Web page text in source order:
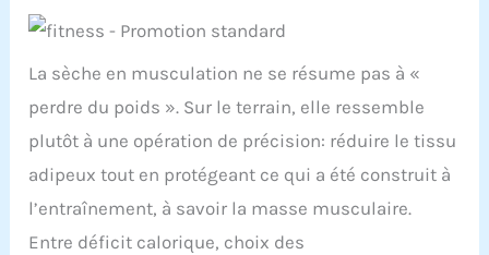
La sèche en musculation ne se résume pas à «
perdre du poids ». Sur le terrain, elle ressemble
plutôt à une opération de précision: réduire le tissu
adipeux tout en protégeant ce qui a été construit à
l’entraînement, à savoir la masse musculaire.
Entre déficit calorique, choix des